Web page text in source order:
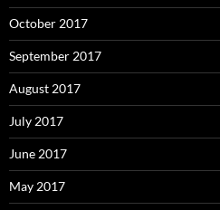
October 2017
September 2017
August 2017
July 2017
June 2017
May 2017